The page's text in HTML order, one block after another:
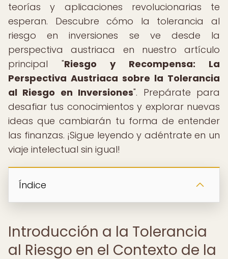
teorías y aplicaciones revolucionarias te
esperan. Descubre cómo la tolerancia al
riesgo en inversiones se ve desde la
perspectiva austriaca en nuestro artículo
principal "Riesgo y Recompensa: La
Perspectiva Austriaca sobre la Tolerancia
al Riesgo en Inversiones". Prepárate para
desafiar tus conocimientos y explorar nuevas
ideas que cambiarán tu forma de entender
las finanzas. ¡Sigue leyendo y adéntrate en un
viaje intelectual sin igual!
Índice
Introducción a la Tolerancia
al Riesgo en el Contexto de la